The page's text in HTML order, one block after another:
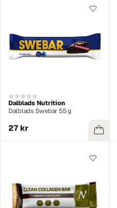
Dalblads Nutrition
Dalblads Swebar 55 g
27 kr